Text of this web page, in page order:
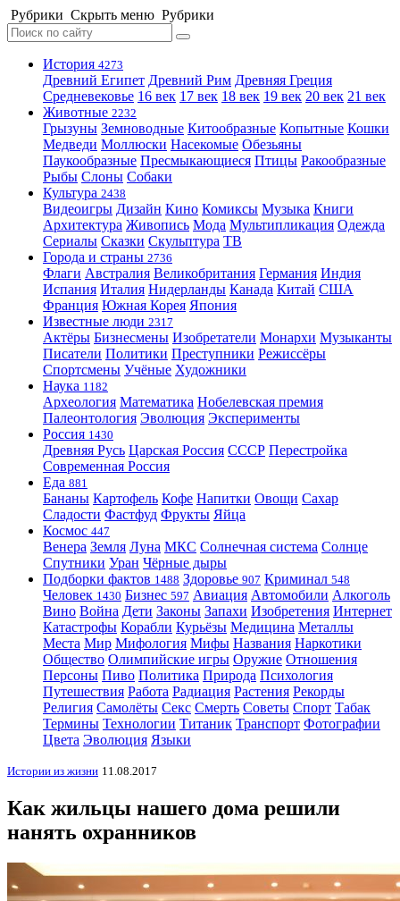
Рубрики Скрыть меню Рубрики
История 4273
Древний Египет Древний Рим Древняя Греция
Средневековье 16 век 17 век 18 век 19 век 20 век 21 век
Животные 2232
Грызуны Земноводные Китообразные Копытные Кошки
Медведи Моллюски Насекомые Обезьяны
Паукообразные Пресмыкающиеся Птицы Ракообразные
Рыбы Слоны Собаки
Культура 2438
Видеоигры Дизайн Кино Комиксы Музыка Книги
Архитектура Живопись Мода Мультипликация Одежда
Сериалы Сказки Скульптура ТВ
Города и страны 2736
Флаги Австралия Великобритания Германия Индия
Испания Италия Нидерланды Канада Китай США
Франция Южная Корея Япония
Известные люди 2317
Актёры Бизнесмены Изобретатели Монархи Музыканты
Писатели Политики Преступники Режиссёры
Спортсмены Учёные Художники
Наука 1182
Археология Математика Нобелевская премия
Палеонтология Эволюция Эксперименты
Россия 1430
Древняя Русь Царская Россия СССР Перестройка
Современная Россия
Еда 881
Бананы Картофель Кофе Напитки Овощи Сахар
Сладости Фастфуд Фрукты Яйца
Космос 447
Венера Земля Луна МКС Солнечная система Солнце
Спутники Уран Чёрные дыры
Подборки фактов 1488 Здоровье 907 Криминал 548
Человек 1430 Бизнес 597 Авиация Автомобили Алкоголь
Вино Война Дети Законы Запахи Изобретения Интернет
Катастрофы Корабли Курьёзы Медицина Металлы
Места Мир Мифология Мифы Названия Наркотики
Общество Олимпийские игры Оружие Отношения
Персоны Пиво Политика Природа Психология
Путешествия Работа Радиация Растения Рекорды
Религия Самолёты Секс Смерть Советы Спорт Табак
Термины Технологии Титаник Транспорт Фотографии
Цвета Эволюция Языки
Истории из жизни 11.08.2017
Как жильцы нашего дома решили
нанять охранников